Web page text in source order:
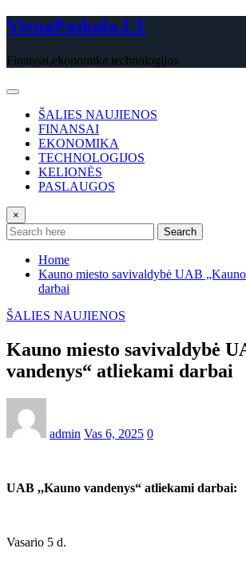
Skip
to
VienaPaskola.LT
Finansai,ekonomika,technologijos
ŠALIES NAUJIENOS
FINANSAI
EKONOMIKA
TECHNOLOGIJOS
KELIONĖS
PASLAUGOS
×
Search
Home
Kauno miesto savivaldybė UAB
darbai
ŠALIES NAUJIENOS
Kauno miesto savivaldybė
vandenys“ atliekami darbai
admin Vas 6, 2025 0
UAB ,,Kauno vandenys“ atliekami darbai:
Vasario 5 d.